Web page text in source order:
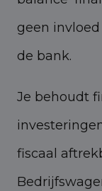
geen
de bank.
Je behoudt
fiscaal